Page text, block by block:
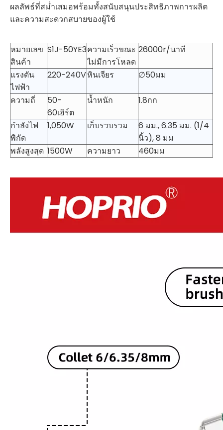
ผลลัพธ์ที่สม่ำเสมอพร้อมทั้งสนับสนุนประสิทธิภาพการผลิต
และความสะดวกสบายของผู้ใช้
หมายเลข
สินค้า
S1J-50YE3ความเร็วขณะ
ไม่มีการโหลด
26000r/นาที
แรงดัน
ไฟฟ้า
220-240Vหินเจียร ∅50มม
ความถี่
50-
60เฮิร์ต
น้ำหนัก 1.8กก
กำลังไฟ
พิกัด
1,050W เก็บรวบรวม
6 มม., 6.35 มม. (1/4
นิ้ว), 8 มม
พลังสูงสุด 1500W ความยาว 460มม